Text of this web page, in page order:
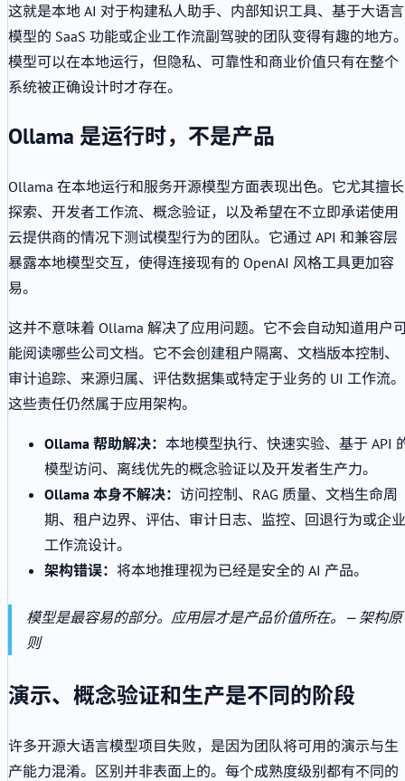
这就是本地 AI 对于构建私人助手、内部知识工具、基于大语言
模型的 SaaS 功能或企业工作流副驾驶的团队变得有趣的地方
模型可以在本地运行，但隐私、可靠性和商业价值只有在整个
系统被正确设计时才存在。
Ollama 是运行时，不是产品
Ollama 在本地运行和服务开源模型方面表现出色。它尤其擅长
探索、开发者工作流、概念验证，以及希望在不立即承诺使用
云提供商的情况下测试模型行为的团队。它通过 API 和兼容层
暴露本地模型交互，使得连接现有的 OpenAI 风格工具更加容
易。
这并不意味着 Ollama 解决了应用问题。它不会自动知道用户
能阅读哪些公司文档。它不会创建租户隔离、文档版本控制、
审计追踪、来源归属、评估数据集或特定于业务的 UI 工作流。
这些责任仍然属于应用架构。
Ollama 帮助解决： 本地模型执行、快速实验、基于 API
模型访问、离线优先的概念验证以及开发者生产力。
Ollama 本身不解决： 访问控制、RAG 质量、文档生命周
期、租户边界、评估、审计日志、监控、回退行为或企业
工作流设计。
架构错误： 将本地推理视为已经是安全的 AI 产品。
模型是最容易的部分。应用层才是产品价值所在。
— 架构原
则
演示、概念验证和生产是不同的阶段
许多开源大语言模型项目失败，是因为团队将可用的演示与生
产能力混淆。区别并非表面上的。每个成熟度级别都有不同的